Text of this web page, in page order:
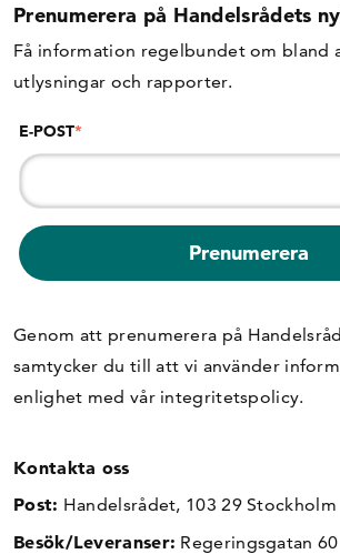
Prenumerera på Handelsrådets
Få information regelbundet om bland
utlysningar och rapporter.
E-POST*
Genom att prenumerera på
samtycker du till att vi använder
enlighet med vår integritetspolicy.
Kontakta oss
Post: Handelsrådet, 103 29 Stockholm
Besök/Leveranser: Regeringsgatan 60